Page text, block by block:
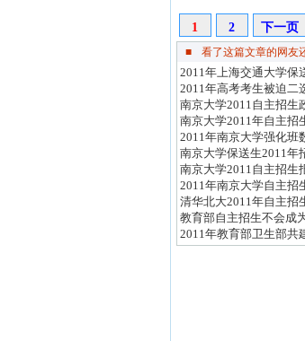
1 2 下一页
■ 看了这篇文章的网友
2011年上海交通大学保
2011年高考考生被迫二
南京大学2011自主招生
南京大学2011年自主招
2011年南京大学强化班
南京大学保送生2011年
南京大学2011自主招生
2011年南京大学自主招
清华北大2011年自主招
教育部自主招生不会成
2011年教育部卫生部共